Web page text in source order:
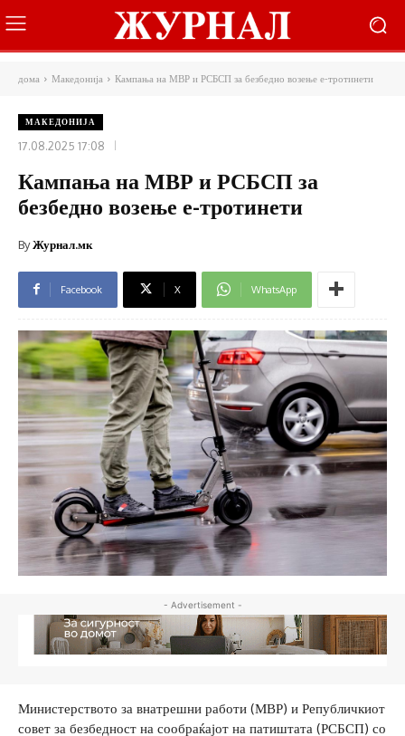
дома Македонија Кампања на МВР и РСБСП за безбедно возење е-тротинети
МАКЕДОНИЈА
17.08.2025 17:08
Кампања на МВР и РСБСП за
безбедно возење е-тротинети
ByЖурнал.мк
Facebook X WhatsApp
- Advertisement -
Министерството за внатрешни работи (МВР) и Републичкиот
совет за безбедност на сообраќајот на патиштата (РСБСП) со